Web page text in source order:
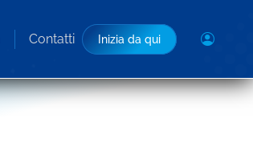
Contatti Inizia da qui